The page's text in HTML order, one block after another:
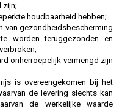
zijn;
houdbaarheid hebben;
van gezondheidsbescherming
worden teruggezonden en
onherroepelijk vermengd zijn
is overeengekomen bij het
de levering slechts kan
de werkelijke waarde